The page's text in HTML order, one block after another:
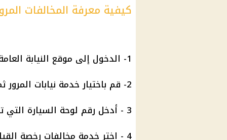
كيفية معرفة المخالفات
1- الدخول إلى موقع النيابة العامة .
2- قم باختيار خدمة نيابات المرور ثم اضغط على الطلبات.
3 - أدخل رقم لوحة السيارة التي ترغب بالاستفسار عنها في المربع المخصص لذلك.
4 - اختر خدمة مخالفات رخصة القيادة.